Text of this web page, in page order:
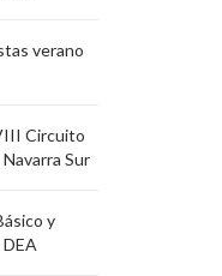
verano
Circuito
Sur
y